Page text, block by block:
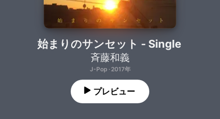
始まりのサンセット - Single
斉藤和義
J-Pop · 2017年
プレビュー